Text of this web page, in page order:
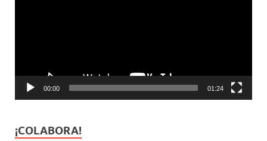
00:00 01:24
¡COLABORA!